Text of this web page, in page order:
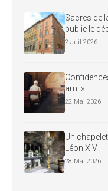
Sacres de
publie le
2 Juil 2026
ami »
22 Mai 2026
Un
Léon XIV
28 Mai 2026